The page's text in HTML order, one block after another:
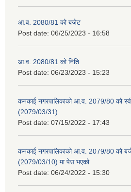
आ.व. 2080/81 को बजेट
Post date: 06/25/2023 - 16:58
आ.व. 2080/81 को निति
Post date: 06/23/2023 - 15:23
कनकाई नगरपालिकाको आ.व. 2079/80 को
(2079/03/31)
Post date: 07/15/2022 - 17:43
कनकाई नगरपालिकाको आ.व. 2079/80 को
(2079/03/10) मा पेस भएको
Post date: 06/24/2022 - 15:30